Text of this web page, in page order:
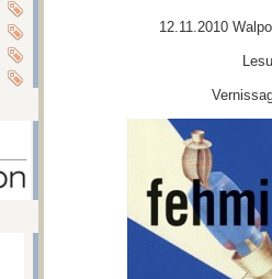
12.11.2010